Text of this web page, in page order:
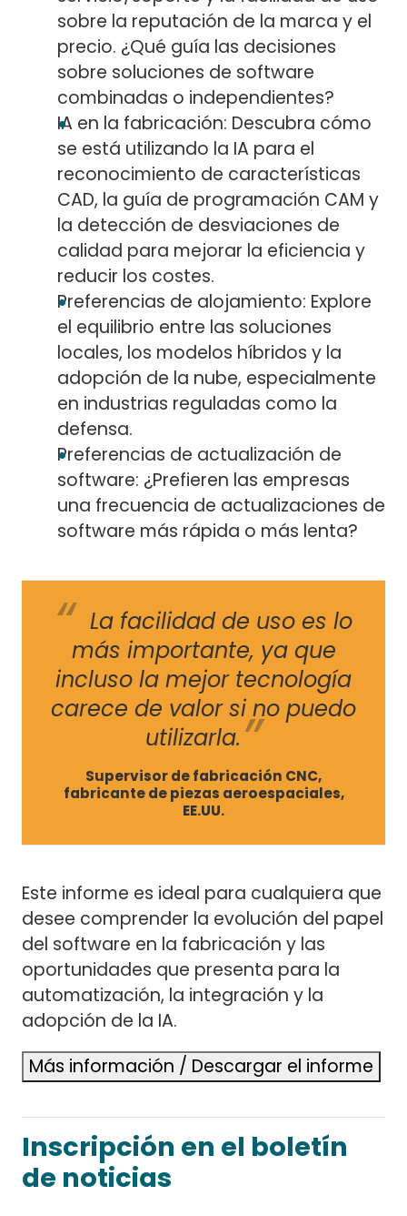
sobre la reputación de la marca y el
precio. ¿Qué guía las decisiones
sobre soluciones de software
combinadas o independientes?
IA en la fabricación: Descubra cómo
se está utilizando la IA para el
reconocimiento de características
CAD, la guía de programación CAM y
la detección de desviaciones de
calidad para mejorar la eficiencia y
reducir los costes.
Preferencias de alojamiento: Explore
el equilibrio entre las soluciones
locales, los modelos híbridos y la
adopción de la nube, especialmente
en industrias reguladas como la
defensa.
Preferencias de actualización de
software: ¿Prefieren las empresas
una frecuencia de actualizaciones de
software más rápida o más lenta?
La facilidad de uso es lo
más importante, ya que
incluso la mejor tecnología
carece de valor si no puedo
utilizarla.
Supervisor de fabricación CNC,
fabricante de piezas aeroespaciales,
EE.UU.
Este informe es ideal para cualquiera que
desee comprender la evolución del papel
del software en la fabricación y las
oportunidades que presenta para la
automatización, la integración y la
adopción de la IA.
Más información / Descargar el informe
Inscripción en el boletín
de noticias